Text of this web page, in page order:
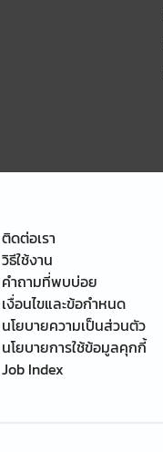
ติดต่อเรา
วิธีใช้งาน
คำถามที่พบบ่อย
เงื่อนไขและข้อกำหนด
นโยบายความเป็นส่วนตัว
นโยบายการใช้ข้อมูลคุกกี้
Job Index